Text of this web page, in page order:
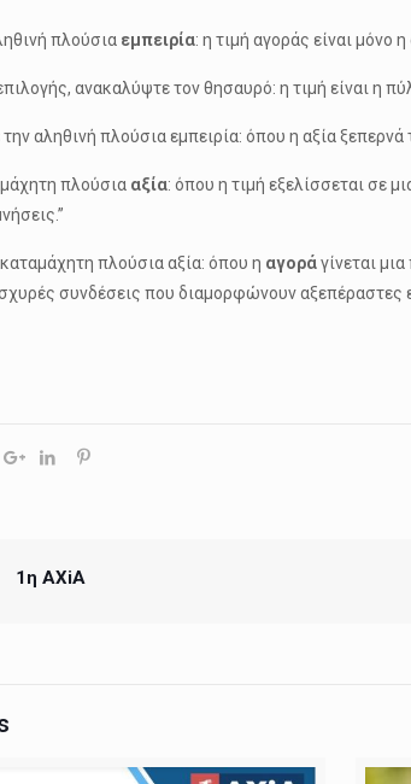
πλούσια εμπειρία: η τιμή αγοράς είναι μόνο
ανακαλύψτε τον θησαυρό: η τιμή είναι η
αληθινή πλούσια εμπειρία: όπου η αξία
πλούσια αξία: όπου η τιμή εξελίσσεται σε
πλούσια αξία: όπου η αγοράγίνεται
συνδέσεις που διαμορφώνουν αξεπέραστες
1η ΑΧiA